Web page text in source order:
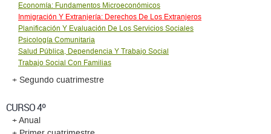
Economía: Fundamentos Microeconómicos
Inmigración Y Extranjería: Derechos De Los Extranjeros
Planificación Y Evaluación De Los Servicios Sociales
Psicología Comunitaria
Salud Pública, Dependencia Y Trabajo Social
Trabajo Social Con Familias
+ Segundo cuatrimestre
CURSO 4º
+ Anual